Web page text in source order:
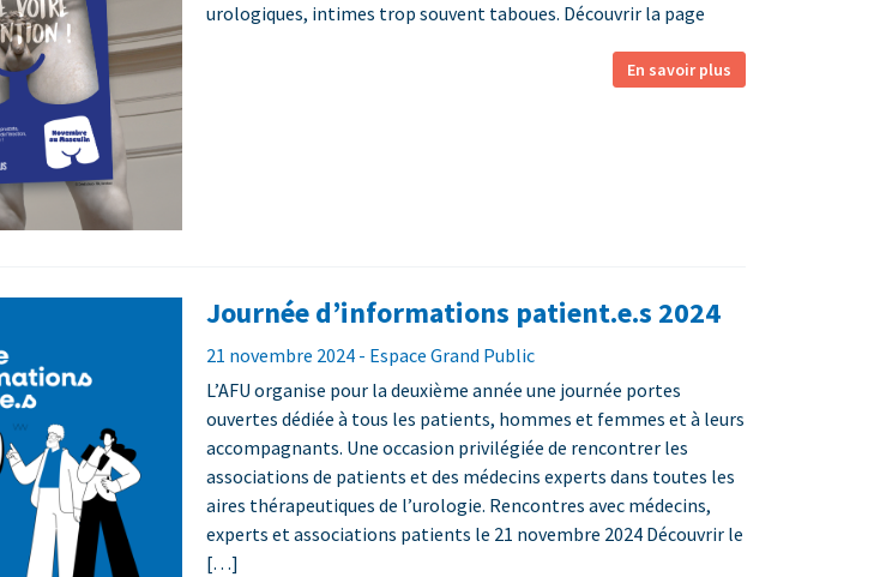
urologiques, intimes trop souvent taboues. Découvrir la page
En savoir plus
Journée d’informations patient.e.s 2024
21 novembre 2024 - Espace Grand Public
L’AFU organise pour la deuxième année une journée portes
ouvertes dédiée à tous les patients, hommes et femmes et à leurs
accompagnants. Une occasion privilégiée de rencontrer les
associations de patients et des médecins experts dans toutes les
aires thérapeutiques de l’urologie. Rencontres avec médecins,
experts et associations patients le 21 novembre 2024 Découvrir le
[…]